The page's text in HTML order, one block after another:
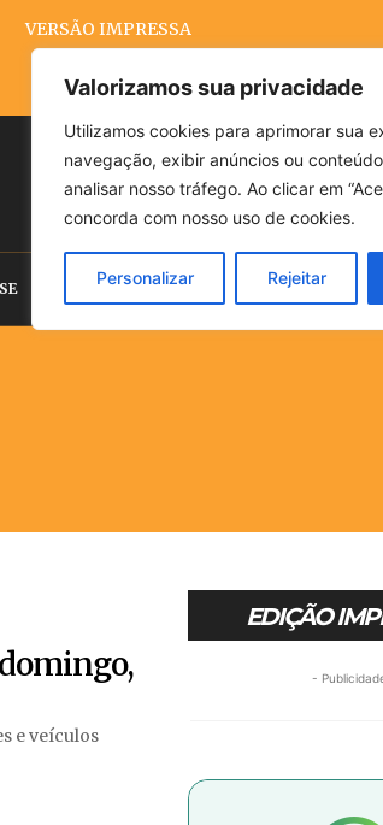
Valorizamos sua privacidade
Utilizamos cookies para aprimorar sua
navegação, exibir anúncios ou
analisar nosso tráfego. Ao clicar em
concorda com nosso uso de cookies.
Personalizar Rejeitar
VERSÃO IMPRESSA
Buscar
POLÍTICA CLIMA
e veículos
EDIÇÃO
-